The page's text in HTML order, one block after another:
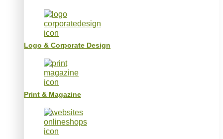
Logo & Corporate Design
Print & Magazine